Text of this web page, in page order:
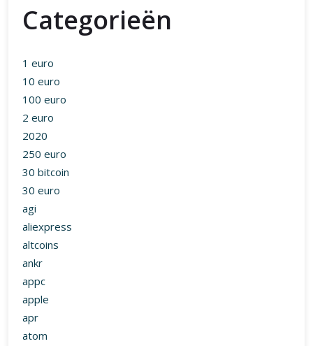
Categorieën
1 euro
10 euro
100 euro
2 euro
2020
250 euro
30 bitcoin
30 euro
agi
aliexpress
altcoins
ankr
appc
apple
apr
atom